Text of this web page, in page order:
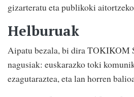
gizarteratu eta publikoki
Helburuak
Aipatu bezala, bi dira TOKIKOM
nagusiak: euskarazko toki
ezagutaraztea, eta lan horren